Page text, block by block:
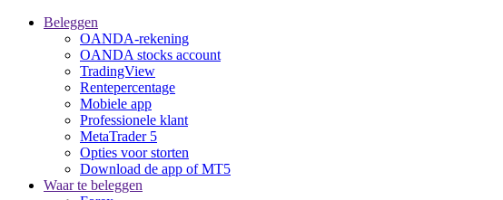
Beleggen
OANDA-rekening
OANDA stocks account
TradingView
Rentepercentage
Mobiele app
Professionele klant
MetaTrader 5
Opties voor storten
Download de app of MT5
Waar te beleggen